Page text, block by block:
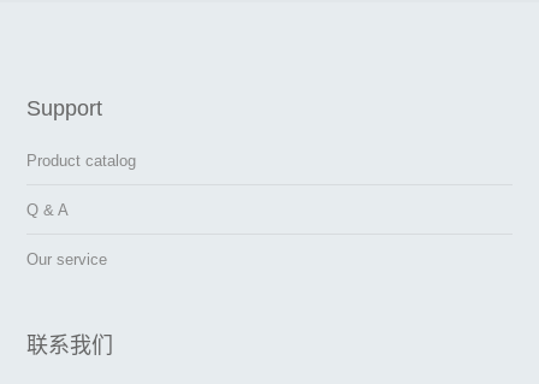
Support
Product catalog
Q & A
Our service
联系我们